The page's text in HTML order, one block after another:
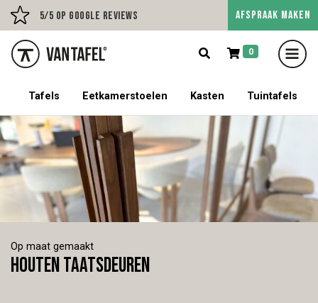
Persoonlijk advies op afspraak 5/5 op Google
AFSPRAAK MAKEN
0
5% korting op een tafel met stoelen!
Tafels Eetkamerstoelen Kasten Tuintafels
Op maat gemaakt
Houten taatsdeuren